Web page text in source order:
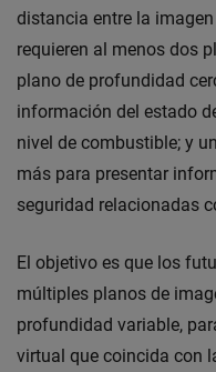
distancia entre la
requieren al menos dos
plano de profundidad
información del estado
nivel de combustible; y
más para presentar
seguridad relacionadas
El objetivo es que los
múltiples planos de
profundidad variable,
virtual que coincida con